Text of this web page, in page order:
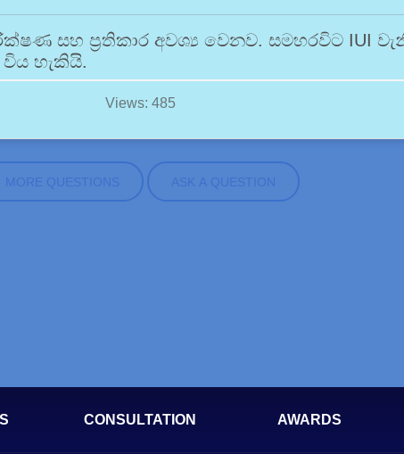
සහ ප්‍රතිකාර අවශ්‍ය වෙනව. සමහරවිට IUI
විය හැකියි.
Views: 485
MORE QUESTIONS ASK A QUESTION
CONSULTATION AWARDS